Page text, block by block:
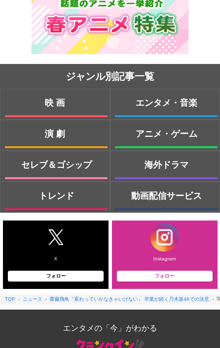
ジャンル別記事一覧
映画
演劇
セレブ＆ゴシップ
トレンド
エンタメ・音楽
アニメ・ゲーム
海外ドラマ
動画配信サービス
X
フォロー
Instagram
フォロー
TOP ニュース 齋藤飛鳥「変わっていかなきゃいけない」 卒業が続く乃木坂46での決意
エンタメの「今」がわかる